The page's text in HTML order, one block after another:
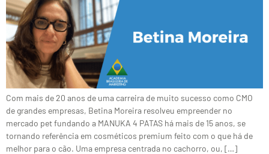
Com mais de 20 anos de uma carreira de muito sucesso como CMO
de grandes empresas, Betina Moreira resolveu empreender no
mercado pet fundando a MANUKA 4 PATAS há mais de 15 anos, se
tornando referência em cosméticos premium feito com o que há de
melhor para o cão. Uma empresa centrada no cachorro, ou, […]